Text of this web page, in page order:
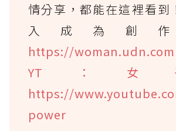
情分享，都能在這裡看到
入成為創
https://woman.udn.com
YT：女
https://
power